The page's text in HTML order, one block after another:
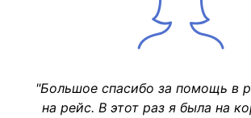
"Большое спасибо за помощь в
на рейс. В этот раз я была на